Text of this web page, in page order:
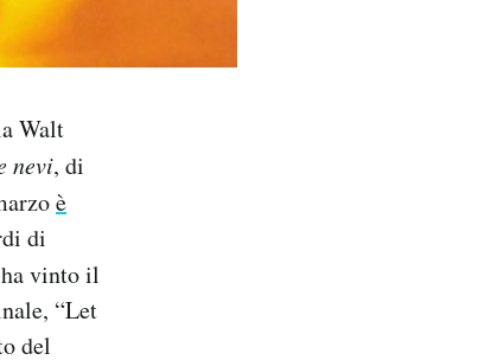
Walt
nevi, di
è
di
ha vinto il
“Let
del